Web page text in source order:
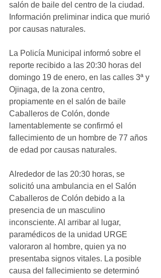
salón de baile del centro de la ciudad.
Información preliminar indica que murió
por causas naturales.
La Policía Municipal informó sobre el
reporte recibido a las 20:30 horas del
domingo 19 de enero, en las calles 3ª y
Ojinaga, de la zona centro,
propiamente en el salón de baile
Caballeros de Colón, donde
lamentablemente se confirmó el
fallecimiento de un hombre de 77 años
de edad por causas naturales.
Alrededor de las 20:30 horas, se
solicitó una ambulancia en el Salón
Caballeros de Colón debido a la
presencia de un masculino
inconsciente. Al arribar al lugar,
paramédicos de la unidad URGE
valoraron al hombre, quien ya no
presentaba signos vitales. La posible
causa del fallecimiento se determinó